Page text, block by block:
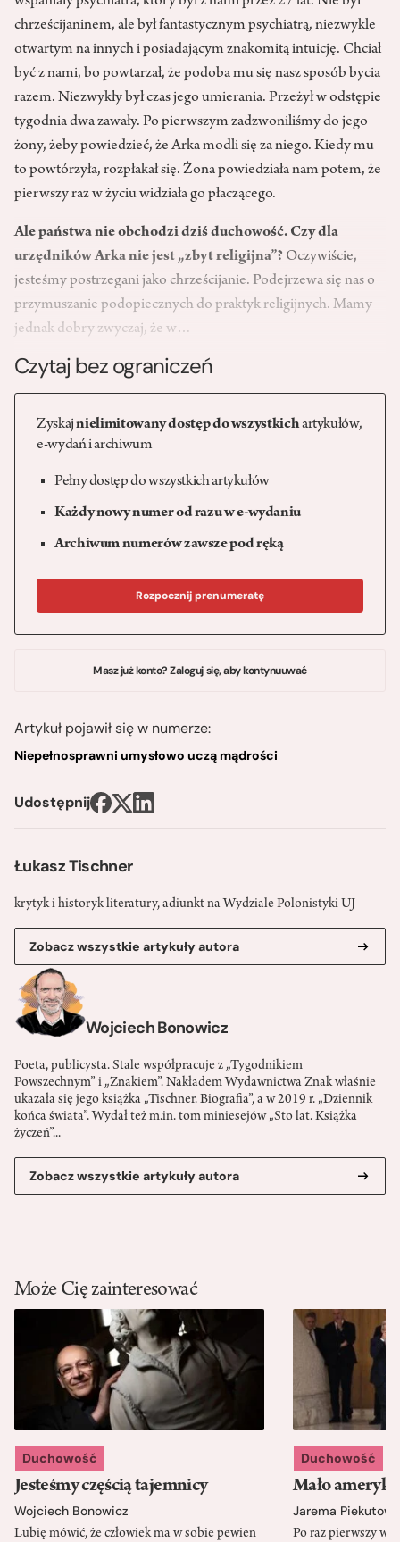
Łukasz Tischner
krytyk i historyk literatury, adiunkt na Wydziale Polonistyki UJ
Zobacz wszystkie artykuły autora
Wojciech Bonowicz
Poeta, publicysta. Stale współpracuje z „Tygodnikiem
Powszechnym” i „Znakiem”. Nakładem Wydawnictwa Znak właśnie
ukazała się jego książka „Tischner. Biografia”, a w 2019 r. „Dziennik
końca świata”. Wydał też m.in. tom miniesejów „Sto lat. Książka
życzeń”...
Zobacz wszystkie artykuły autora
chrześcijaninem, ale był fantastycznym psychiatrą, niezwykle
otwartym na innych i posiadającym znakomitą intuicję. Chciał
być z nami, bo powtarzał, że podoba mu się nasz sposób bycia
razem. Niezwykły był czas jego umierania. Przeżył w odstępie
tygodnia dwa zawały. Po pierwszym zadzwoniliśmy do jego
żony, żeby powiedzieć, że Arka modli się za niego. Kiedy mu
to powtórzyła, rozpłakał się. Żona powiedziała nam potem, że
pierwszy raz w życiu widziała go płaczącego.
Ale państwa nie obchodzi dziś duchowość. Czy dla
urzędników Arka nie jest „zbyt religijna”? Oczywiście,
jesteśmy postrzegani jako chrześcijanie. Podejrzewa się nas o
przymuszanie podopiecznych do praktyk religijnych. Mamy
jednak dobry zwyczaj, że w…
Czytaj bez ograniczeń
Zyskajnielimitowany dostęp do wszystkichartykułów,
e-wydań i archiwum
Pełny dostęp do wszystkich artykułów
Każdy nowy numer od razu w e-wydaniu
Archiwum numerów zawsze pod ręką
Rozpocznij prenumeratę
Masz już konto? Zaloguj się, aby kontynuuwać
Artykuł pojawił się w numerze:
Niepełnosprawni umysłowo uczą mądrości
Udostępnij
Może Cię zainteresować
Duchowość
Jesteśmy częścią tajemnicy
Wojciech Bonowicz
Lubię mówić, że człowiek ma w sobie pewien
Duchowość
Mało
Jarema
Po raz pierwszy w